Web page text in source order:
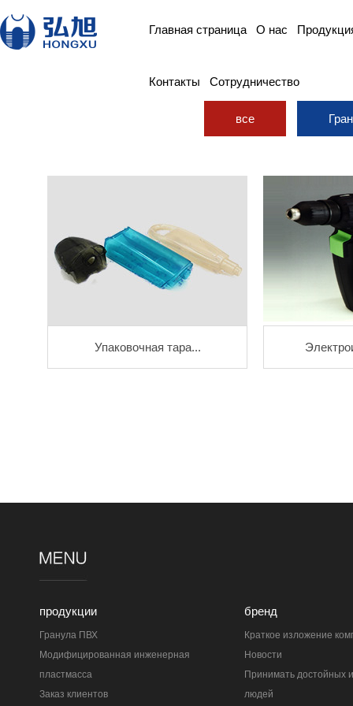
Главная страница О нас
Контакты Сотрудничество
все
Упаковочная тара...
продукции
Гранула ПВХ
Модифицированная инженерная
пластмасса
Заказ клиентов
бренд
Краткое изложение
Новости
Принимать достойных
людей